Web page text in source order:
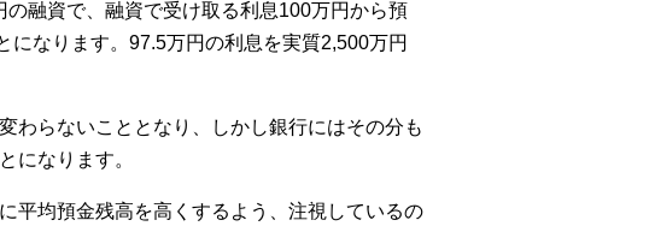
融資で、融資で受け取る利息100万円から預
なります。97.5万円の利息を実質2,500万円
わらないこととなり、しかし銀行にはその分も
になります。
平均預金残高を高くするよう、注視しているの